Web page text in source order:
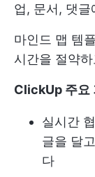
업, 문서, 댓
마인드 맵 템
시간을 절약
ClickUp 주요
실시간
글을 달
다